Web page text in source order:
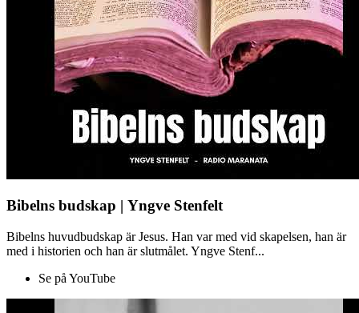
Bibelns budskap | Yngve Stenfelt
Bibelns huvudbudskap är Jesus. Han var med vid skapelsen, han är
med i historien och han är slutmålet. Yngve Stenf...
Se på YouTube